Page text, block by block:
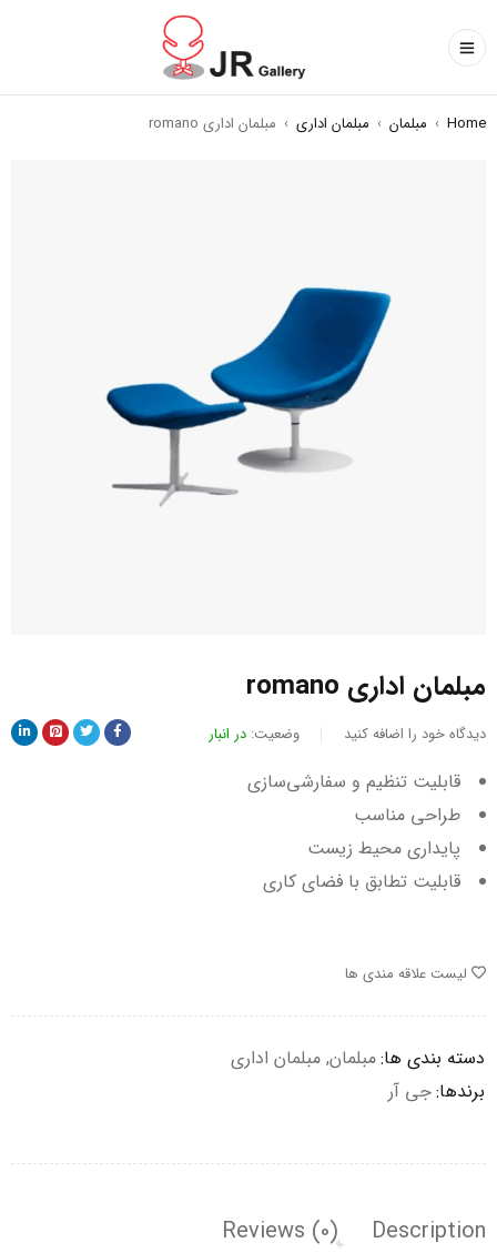
Home
› مبلمان › مبلمان اداری › مبلمان اداری romano
مبلمان اداری romano
دیدگاه خود را اضافه کنید وضعیت: در انبار
قابلیت تنظیم و سفارشی‌سازی
طراحی مناسب
پایداری محیط زیست
قابلیت تطابق با فضای کاری
لیست علاقه مندی ها
دسته بندی ها:مبلمان, مبلمان اداری
برندها:جی آر
Description
Reviews (0)